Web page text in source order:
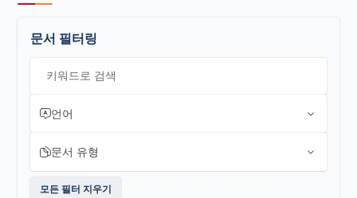
문서 필터링
키워드로 검색
언어
문서 유형
모든 필터 지우기